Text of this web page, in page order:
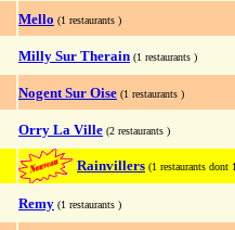
Mello (1 restaurants )
Milly Sur Therain (1 restaurants )
Nogent Sur Oise (1 restaurants )
Orry La Ville (2 restaurants )
Rainvillers (1 restaurants dont
Remy (1 restaurants )